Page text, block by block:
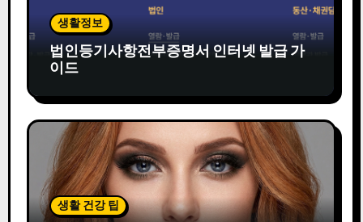
생활정보
법인등기사항전부증명서 인터넷 발급 가
이드
생활 건강 팁